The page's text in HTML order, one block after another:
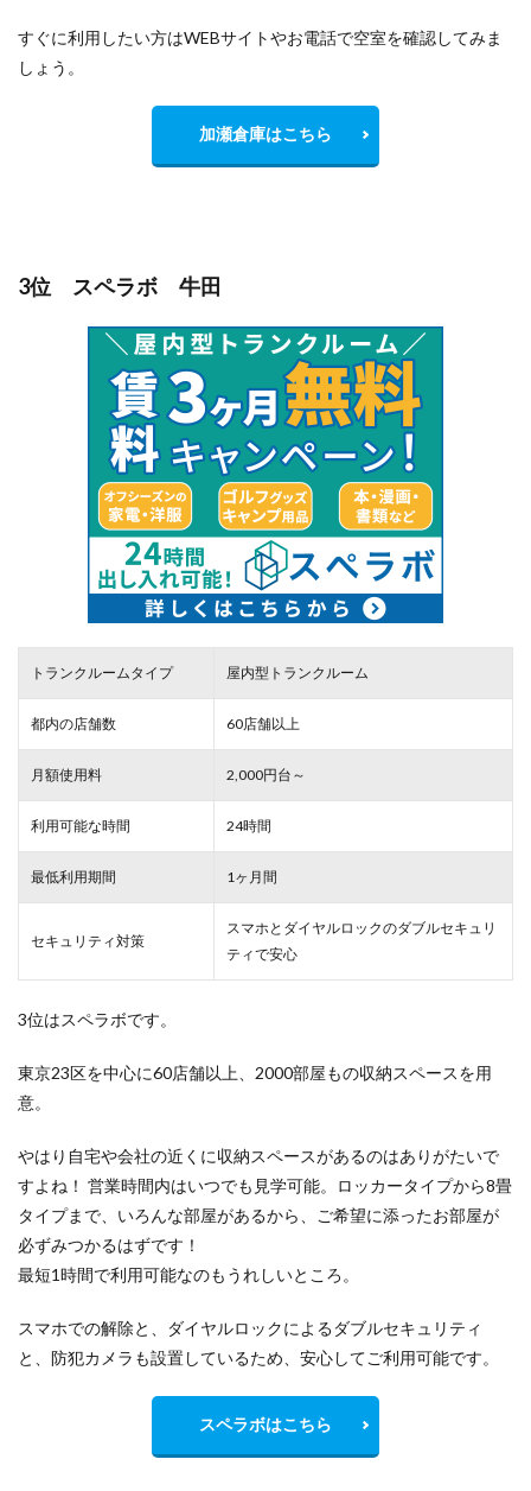
すぐに利用したい方はWEBサイトやお電話で空室を確認してみま
しょう。
加瀬倉庫はこちら
3位 スペラボ 牛田
トランクルームタイプ 屋内型トランクルーム
都内の店舗数 60店舗以上
月額使用料 2,000円台～
利用可能な時間 24時間
最低利用期間 1ヶ月間
セキュリティ対策
スマホとダイヤルロックのダブルセキュリ
ティで安心
3位はスペラボです。
東京23区を中心に60店舗以上、2000部屋もの収納スペースを用
意。
やはり自宅や会社の近くに収納スペースがあるのはありがたいで
すよね！ 営業時間内はいつでも見学可能。ロッカータイプから8畳
タイプまで、いろんな部屋があるから、ご希望に添ったお部屋が
必ずみつかるはずです！
最短1時間で利用可能なのもうれしいところ。
スマホでの解除と、ダイヤルロックによるダブルセキュリティ
と、防犯カメラも設置しているため、安心してご利用可能です。
スペラボはこちら